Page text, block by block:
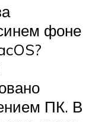
фоне
ПК. В